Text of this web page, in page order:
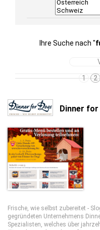
Ihre Suche nach "
1
2
Dinner
Frische, wie selbst zubereitet -
gegründeten Unternehmens
Spezialisten, welches über